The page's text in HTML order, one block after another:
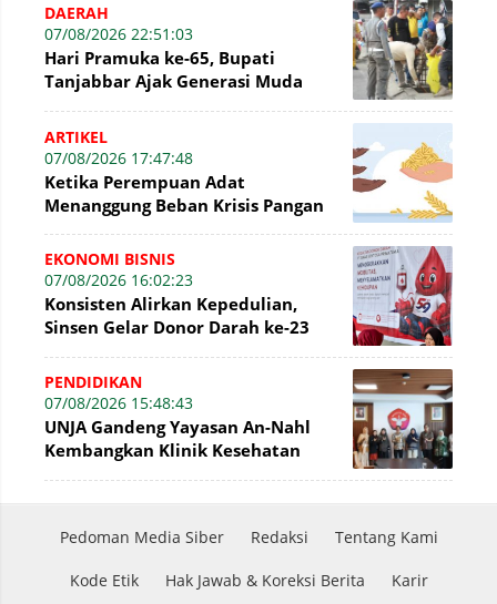
DAERAH
07/08/2026 22:51:03
Hari Pramuka ke-65, Bupati
Tanjabbar Ajak Generasi Muda
Nyata
ARTIKEL
07/08/2026 17:47:48
Ketika Perempuan Adat
Menanggung Beban Krisis Pangan
EKONOMI BISNIS
07/08/2026 16:02:23
Konsisten Alirkan Kepedulian,
Sinsen Gelar Donor Darah ke-23
Sinsen
PENDIDIKAN
07/08/2026 15:48:43
UNJA Gandeng Yayasan An-Nahl
Kembangkan Klinik Kesehatan
Pedoman Media Siber Redaksi Tentang Kami
Kode Etik Hak Jawab & Koreksi Berita Karir